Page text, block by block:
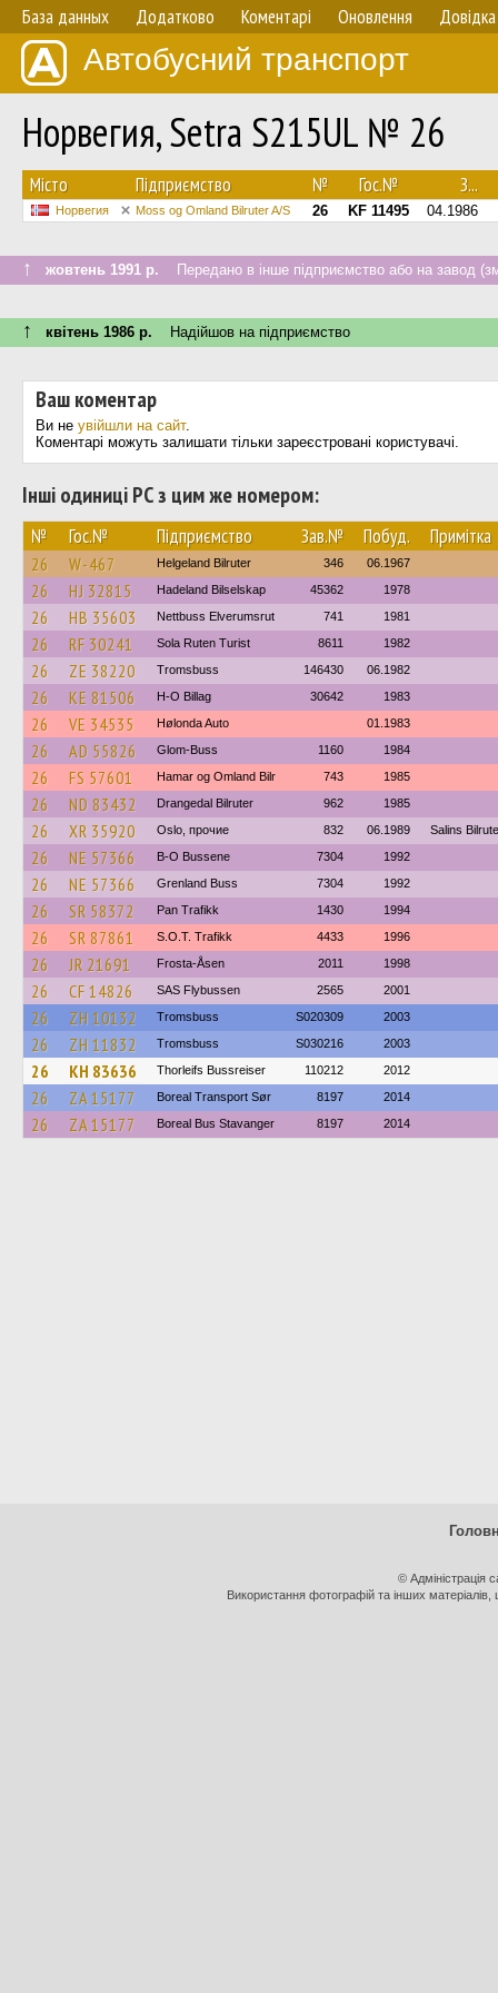
База данных Додатково Коментарі Оновлення Довідка
Автобусний транспорт
Норвегия, Setra S215UL № 26
Мiсто Підприємство № Гос.№ З...
Норвегия Moss og Omland Bilruter A/S 26 KF 11495 04.1986
↑ жовтень 1991 р. Передано в інше підприємство або на завод
↑ квітень 1986 р. Надійшов на підприємство
Ваш коментар
Ви не увійшли на сайт.
Коментарі можуть залишати тільки зареєстровані користувачі.
Інші одиниці РС з цим же номером:
№ Гос.№ Підприємство Зав.№ Побуд. Примітка
26 W-467 Helgeland Bilruter 346 06.1967
26 HJ 32815 Hadeland Bilselskap 45362 1978
26 HB 35603 Nettbuss Elverumsrut 741 1981
26 RF 30241 Sola Ruten Turist 8611 1982
26 ZE 38220 Tromsbuss 146430 06.1982
26 KE 81506 H-O Billag 30642 1983
26 VE 34535 Hølonda Auto 01.1983
26 AD 55826 Glom-Buss 1160 1984
26 FS 57601 Hamar og Omland Bilr 743 1985
26 ND 83432 Drangedal Bilruter 962 1985
26 XR 35920 Oslo, прочие 832 06.1989 Salins
26 NE 57366 B-O Bussene 7304 1992
26 NE 57366 Grenland Buss 7304 1992
26 SR 58372 Pan Trafikk 1430 1994
26 SR 87861 S.O.T. Trafikk 4433 1996
26 JR 21691 Frosta-Åsen 2011 1998
26 CF 14826 SAS Flybussen 2565 2001
26 ZH 10132 Tromsbuss S020309 2003
26 ZH 11832 Tromsbuss S030216 2003
26 KH 83636 Thorleifs Bussreiser 110212 2012
26 ZA 15177 Boreal Transport Sør 8197 2014
26 ZA 15177 Boreal Bus Stavanger 8197 2014
© Адміністрація
Використання фотографій та інших матеріалів,